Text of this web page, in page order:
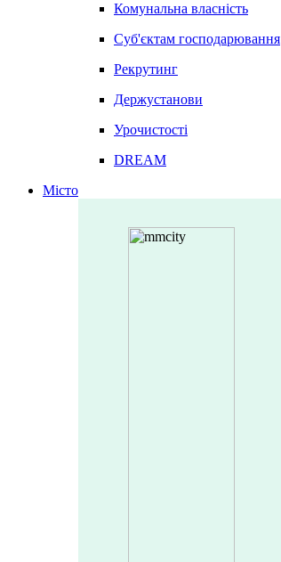
Комунальна власність
Суб'єктам господарювання
Рекрутинг
Держустанови
Урочистості
DREAM
Місто